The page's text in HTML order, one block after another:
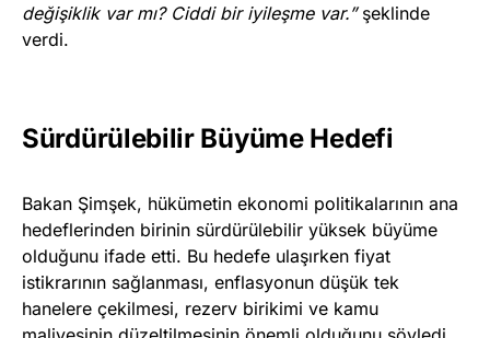
değişiklik var mı? Ciddi bir iyileşme var.”şeklinde
verdi.
Sürdürülebilir Büyüme Hedefi
Bakan Şimşek, hükümetin ekonomi politikalarının ana
hedeflerinden birinin sürdürülebilir yüksek büyüme
olduğunu ifade etti. Bu hedefe ulaşırken fiyat
istikrarının sağlanması, enflasyonun düşük tek
hanelere çekilmesi, rezerv birikimi ve kamu